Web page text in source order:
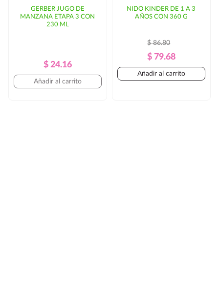
GERBER JUGO DE
MANZANA ETAPA 3 CON
230 ML
Precio
Regular
Precio
$ 24.16
Añadir al carrito
NIDO KINDER DE 1 A 3
AÑOS CON 360 G
Precio
Regular
$ 86.80
Precio
$ 79.68
Añadir al carrito